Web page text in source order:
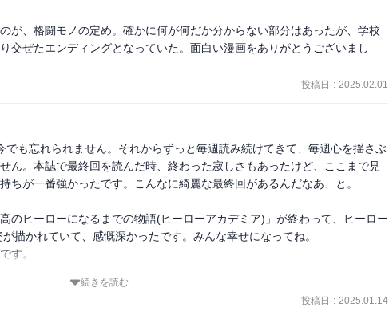
ナーなの、じわります。スピナーにとっては死柄木がヒーローであってほ
やね。
ディ・ナガンが刑務所に？と思ったら出久がスピナーに死柄木メッセージ
も終結。
なかった子どもに手を差し伸べられたおばあちゃんの話もきれいにまとま
が先生に。メッチャ似合ってる。
が、格闘モノの定め。確かに何が何だか分からない部分はあったが、学校
交ぜたエンディングとなっていた。面白い漫画をありがとうございまし
投稿日 : 2025.02.01
も忘れられません。それからずっと毎週読み続けてきて、毎週心を揺さぶ
ん。本誌で最終回を読んだ時、終わった寂しさもあったけど、ここまで見
ちが一番強かったです。こんなに綺麗な最終回があるんだなあ、と。
のヒーローになるまでの物語(ヒーローアカデミア)」が終わって、ヒーロー
描かれていて、感慨深かったです。みんな幸せになってね。
す。
続きを読む
投稿日 : 2025.01.14